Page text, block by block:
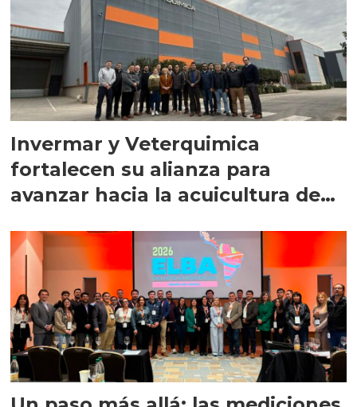
Invermar y Veterquimica
fortalecen su alianza para
avanzar hacia la acuicultura de